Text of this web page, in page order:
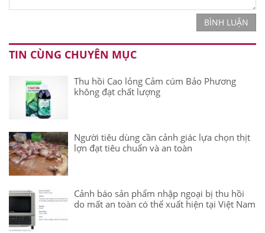
BÌNH LUẬN
TIN CÙNG CHUYÊN MỤC
Thu hồi Cao lỏng Cảm cúm Bảo Phương
không đạt chất lượng
Người tiêu dùng cần cảnh giác lựa chọn thịt
lợn đạt tiêu chuẩn và an toàn
Cảnh báo sản phẩm nhập ngoại bị thu hồi
do mất an toàn có thể xuất hiện tại Việt Nam